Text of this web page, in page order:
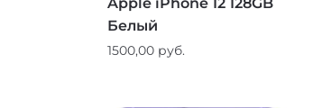
Белый
1500,00 руб.